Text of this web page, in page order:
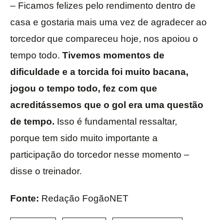
– Ficamos felizes pelo rendimento dentro de
casa e gostaria mais uma vez de agradecer ao
torcedor que compareceu hoje, nos apoiou o
tempo todo. Tivemos momentos de
dificuldade e a torcida foi muito bacana,
jogou o tempo todo, fez com que
acreditássemos que o gol era uma questão
de tempo. Isso é fundamental ressaltar,
porque tem sido muito importante a
participação do torcedor nesse momento –
disse o treinador.
Fonte: Redação FogãoNET